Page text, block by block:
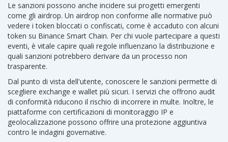
Le sanzioni possono anche incidere sui progetti emergenti
come gli airdrop. Un airdrop non conforme alle normative può
vedere i token bloccati o confiscati, come è accaduto con alcuni
token su Binance Smart Chain. Per chi vuole partecipare a questi
eventi, è vitale capire quali regole influenzano la distribuzione e
quali sanzioni potrebbero derivare da un processo non
trasparente.
Dal punto di vista dell'utente, conoscere le sanzioni permette di
scegliere exchange e wallet più sicuri. I servizi che offrono audit
di conformità riducono il rischio di incorrere in multe. Inoltre, le
piattaforme con certificazioni di monitoraggio IP e
geolocalizzazione possono offrire una protezione aggiuntiva
contro le indagini governative.